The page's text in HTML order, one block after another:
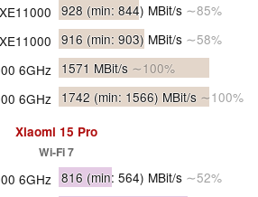
928 (min: 844) MBit/s ∼85%
916 (min: 903) MBit/s ∼58%
6GHz 1571 MBit/s ∼100%
6GHz 1742 (min: 1566) MBit/s ∼100%
Xiaomi 15 Pro
Wi-Fi 7
6GHz 816 (min: 564) MBit/s ∼52%